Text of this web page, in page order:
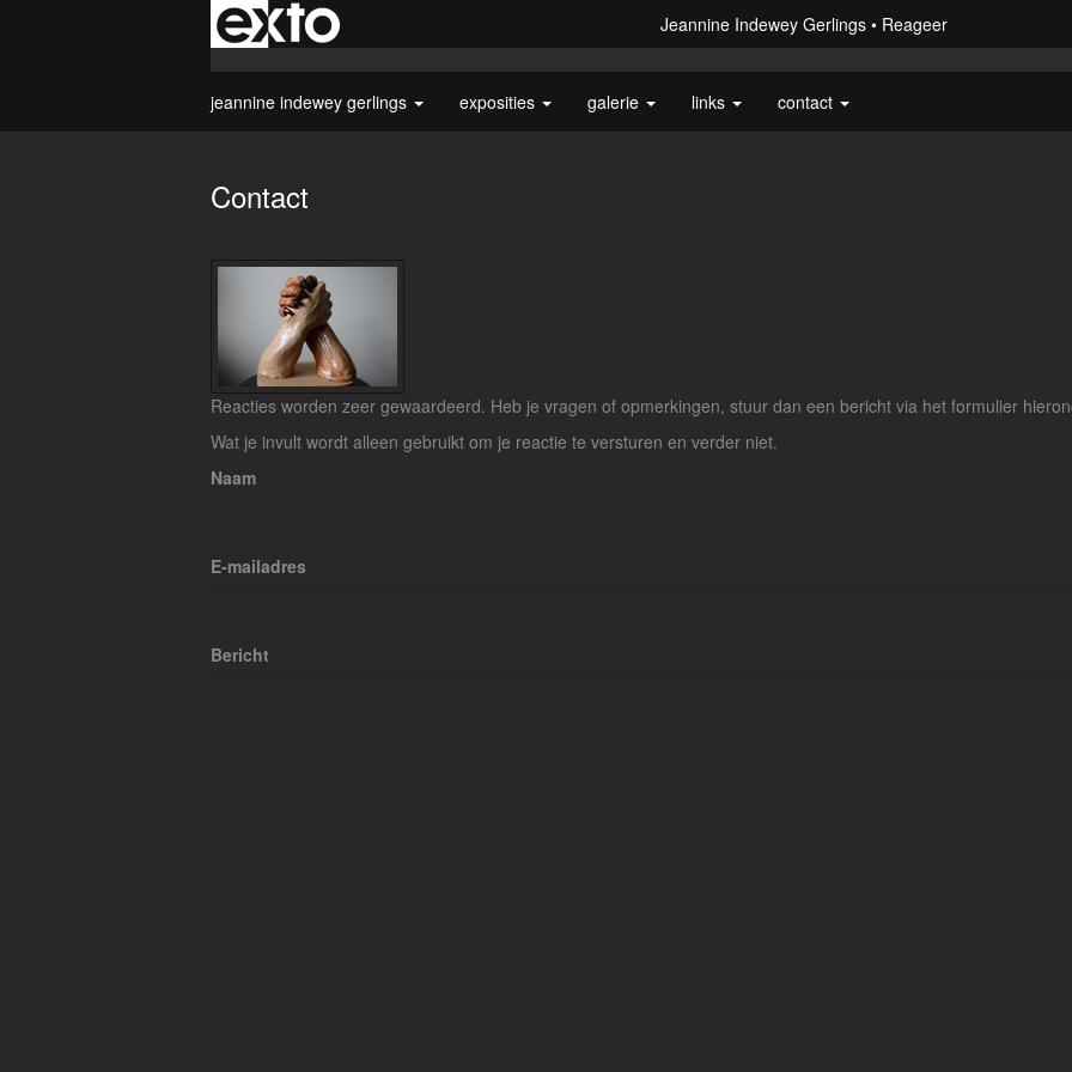
Jeannine Indewey Gerlings Reageer
jeannine indewey gerlings exposities galerie links contact
Contact
Reacties worden zeer gewaardeerd. Heb je vragen of opmerkingen, stuur dan een bericht via het formulier
Wat je invult wordt alleen gebruikt om je reactie te versturen en verder niet.
Naam
E-mailadres
Bericht